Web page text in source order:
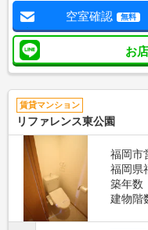
空室確認 無料
お
賃貸マンション
リファレンス東公園
福岡市
福岡県
築年数
建物階